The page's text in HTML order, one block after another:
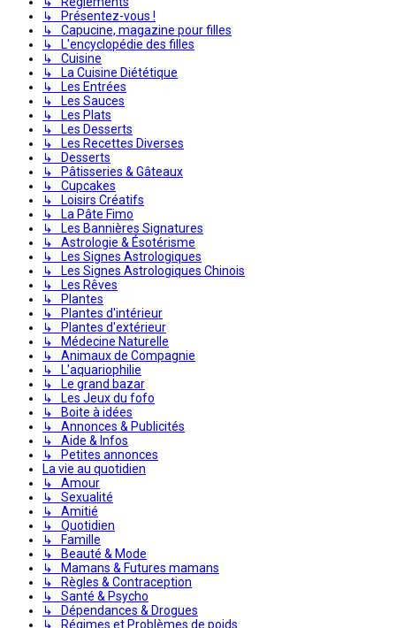
↳ Présentez-vous !
↳ Capucine, magazine pour filles
↳ L'encyclopédie des filles
↳ Cuisine
↳ La Cuisine Diététique
↳ Les Entrées
↳ Les Sauces
↳ Les Plats
↳ Les Desserts
↳ Les Recettes Diverses
↳ Desserts
↳ Pâtisseries & Gâteaux
↳ Cupcakes
↳ Loisirs Créatifs
↳ La Pâte Fimo
↳ Les Bannières Signatures
↳ Astrologie & Ésotérisme
↳ Les Signes Astrologiques
↳ Les Signes Astrologiques Chinois
↳ Les Rêves
↳ Plantes
↳ Plantes d'intérieur
↳ Plantes d'extérieur
↳ Médecine Naturelle
↳ Animaux de Compagnie
↳ L'aquariophilie
↳ Le grand bazar
↳ Les Jeux du fofo
↳ Boite à idées
↳ Annonces & Publicités
↳ Aide & Infos
↳ Petites annonces
La vie au quotidien
↳ Amour
↳ Sexualité
↳ Amitié
↳ Quotidien
↳ Famille
↳ Beauté & Mode
↳ Mamans & Futures mamans
↳ Règles & Contraception
↳ Santé & Psycho
↳ Dépendances & Drogues
↳ Régimes et Problèmes de poids